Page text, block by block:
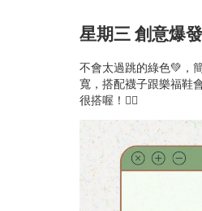
星期三 創意爆
不會太過跳的綠色💚，
寬，搭配襪子跟樂福鞋
很搭喔！👍🏻